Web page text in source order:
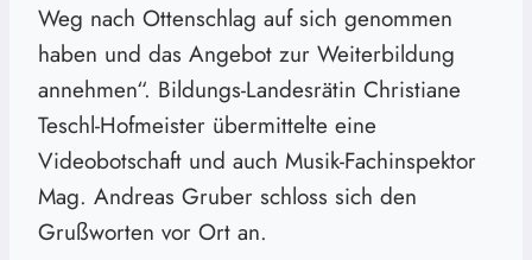
Weg nach Ottenschlag auf sich genommen
haben und das Angebot zur Weiterbildung
annehmen“. Bildungs-Landesrätin Christiane
Teschl-Hofmeister übermittelte eine
Videobotschaft und auch Musik-Fachinspektor
Mag. Andreas Gruber schloss sich den
Grußworten vor Ort an.